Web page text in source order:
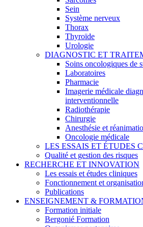
Sein
Système nerveux
Thorax
Thyroïde
Urologie
DIAGNOSTIC ET
Soins oncologiques de
Laboratoires
Pharmacie
Imagerie médicale
interventionnelle
Radiothérapie
Chirurgie
Anesthésie et
Oncologie médicale
LES ESSAIS ET ÉTUDES
Qualité et gestion des risques
RECHERCHE ET INNOVATION
Les essais et études cliniques
Fonctionnement et
Publications
ENSEIGNEMENT &
Formation initiale
Bergonié Formation